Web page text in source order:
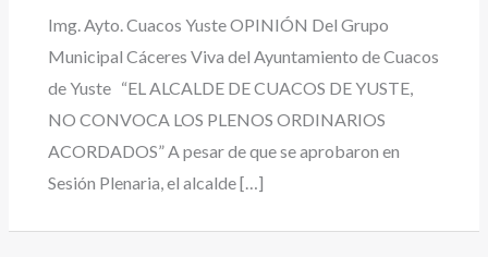
Img. Ayto. Cuacos Yuste OPINIÓN Del Grupo
Municipal Cáceres Viva del Ayuntamiento de Cuacos
de Yuste “EL ALCALDE DE CUACOS DE YUSTE,
NO CONVOCA LOS PLENOS ORDINARIOS
ACORDADOS” A pesar de que se aprobaron en
Sesión Plenaria, el alcalde […]